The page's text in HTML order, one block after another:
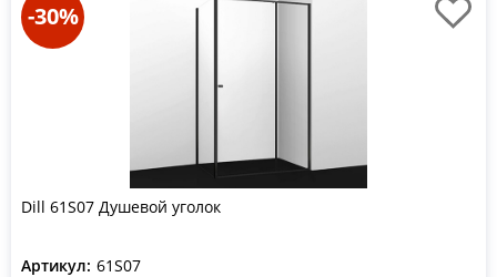
-30%
Dill 61S07 Душевой уголок
Артикул: 61S07